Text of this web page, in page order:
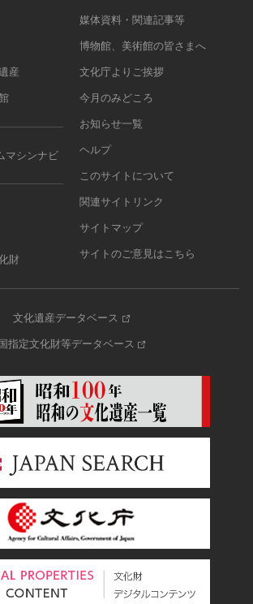
産
マシンナビ
財
媒体資料・関連記事等
博物館、美術館の皆さまへ
文化庁よりご挨拶
今月のみどころ
お知らせ一覧
ヘルプ
このサイトについて
関連サイトリンク
サイトマップ
サイトのご意見はこちら
文化遺産データベース
国指定文化財等データベース